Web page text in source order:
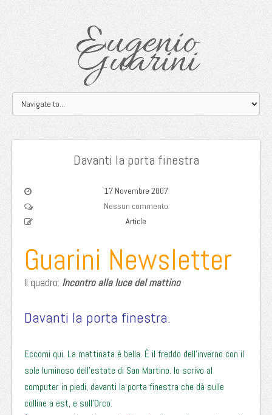
Eugenio
Guarini
Davanti la porta finestra
17 Novembre 2007
Nessun commento
Article
Guarini Newsletter
Il quadro: Incontro alla luce del mattino
Davanti la porta finestra.
Eccomi qui. La mattinata è bella. È il freddo dell’inverno con il
sole luminoso dell’estate di San Martino. Io scrivo al
computer in piedi, davanti la porta finestra che dà sulle
colline a est, e sull’Orco.